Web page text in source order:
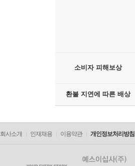
소비자 피해보상
환불 지연에 따른 배상
회사소개 인재채용 이용약관 개인정보처리방침